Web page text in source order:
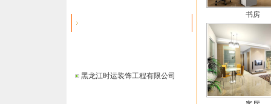
黑龙江时运装饰工程有限公司
书房